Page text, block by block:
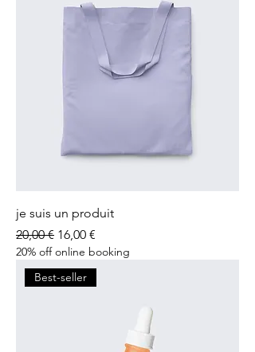
je suis un produit
Prix original
20,00 € Prix promotionnel
16,00 €
20% off online booking
Best-seller